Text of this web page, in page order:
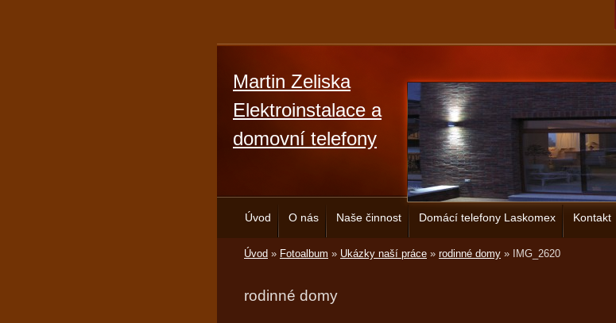
Martin Zeliska
Elektroinstalace a
domovní telefony
Úvod O nás Naše činnost Domácí telefony Laskomex Kontakt
Úvod » Fotoalbum » Ukázky naší práce » rodinné domy » IMG_2620
rodinné domy